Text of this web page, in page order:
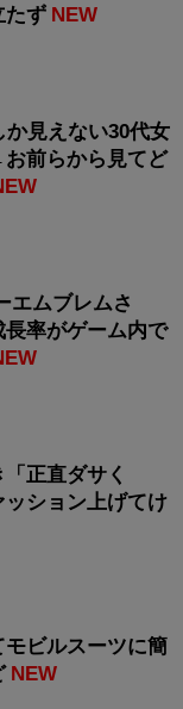
たず NEW
か見えない30代女
前らから見てど
エムブレムさ
率がゲーム内で
正直ダサく
ション上げてけ
ビルスーツに簡
NEW